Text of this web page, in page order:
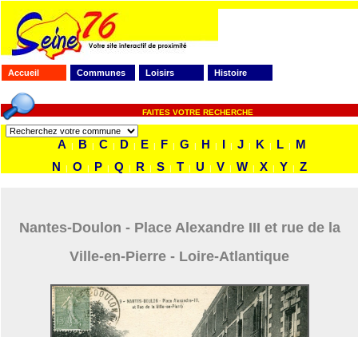
Accueil Communes Loisirs Histoire
FAITES VOTRE RECHERCHE
A | B | C | D | E | F | G | H | I | J | K | L |
M
N
| O | P | Q | R | S | T | U | V | W | X | Y | Z
Nantes-Doulon - Place Alexandre III et rue de la
Ville-en-Pierre - Loire-Atlantique